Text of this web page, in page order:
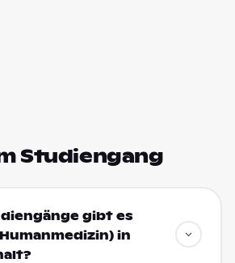
Studiengang
gibt es
in